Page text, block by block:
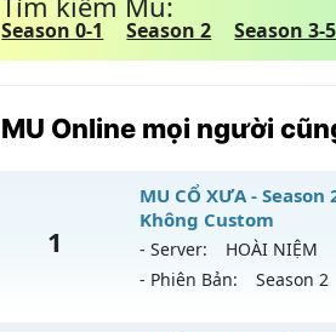
Season 0-1 Season 2 Season 3-5
MU Online mọi người
1
MU CỔ XƯA -
Không Custom
- Server: HOÀI NIỆM
- Phiên Bản:
Season 2